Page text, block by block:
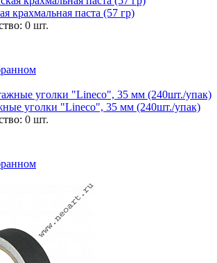
крахмальная паста (57 гр)
0 шт.
уголки "Lineco", 35 мм (240шт./упак)
0 шт.